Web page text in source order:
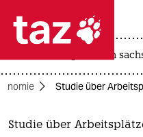
 taz
taz zahl
themen
landtagswahl in
Studie über
Studie über